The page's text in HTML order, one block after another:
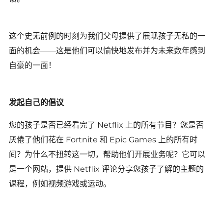
这个史无前例的时刻为我们父母提供了展现孩子无私的一
面的机会——这是他们可以愉快地发布并为未来数年感到
自豪的一面！
发起自己的倡议
您的孩子是否已经看完了 Netflix 上的所有节目？您是否
厌倦了他们花在 Fortnite 和 Epic Games 上的所有时
间？为什么不扭转这一切，帮助他们开展业务呢？它可以
是一个网站，提供 Netflix 评论分享您孩子了解的主题的
课程，例如视频游戏或运动。